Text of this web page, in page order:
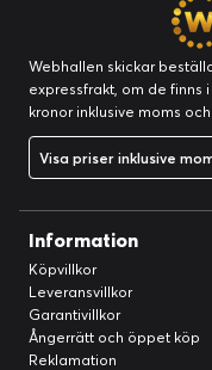
Webhallen skickar
expressfrakt, om de finns
kronor inklusive moms
Visa priser inklusive
Information
Köpvillkor
Leveransvillkor
Garantivillkor
Ångerrätt och öppet köp
Reklamation